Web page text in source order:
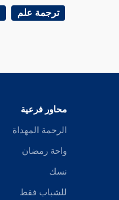
ترجمة علم
محاور فرعية
الرحمة المهداة
واحة رمضان
نسك
للشباب فقط